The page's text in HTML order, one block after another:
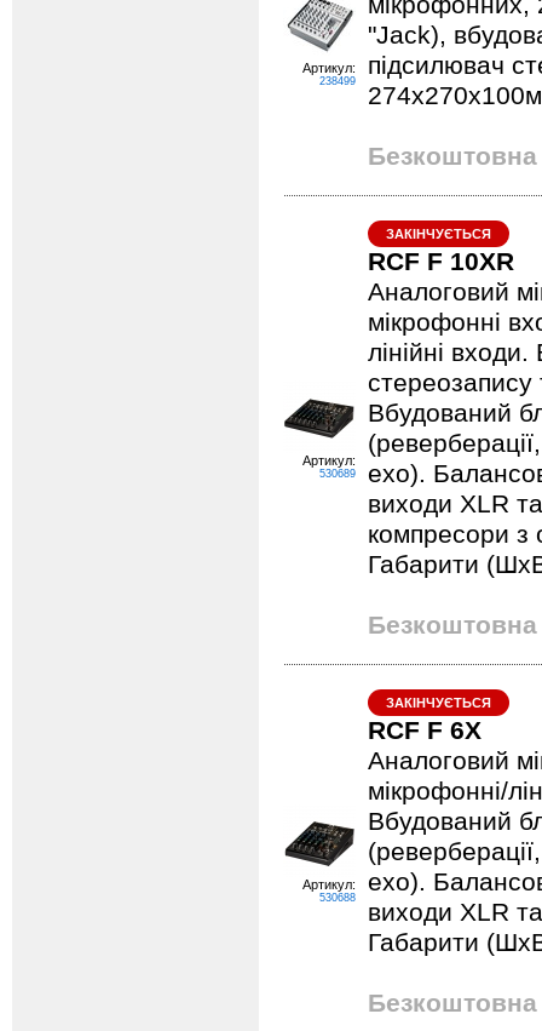
Артикул:
238499
"Jack),
підсилювач
Безкоштовна
Артикул:
530689
ЗАКІНЧУЄТЬСЯ
RCF F 10XR
Аналоговий
мікрофонні
лінійні
стереозапису
Вбудований
ехо).
виходи XLR
компресори з
Габарити
Безкоштовна
Артикул:
530688
ЗАКІНЧУЄТЬСЯ
RCF F 6X
Аналоговий
мікрофонні/
Вбудований
ехо).
виходи XLR
Габарити
Безкоштовна